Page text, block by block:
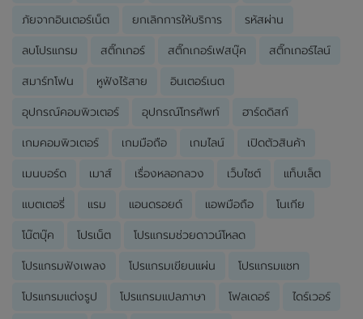
ภัยจากอินเตอร์เน็ต ยกเลิกการให้บริการ รหัสผ่าน
ลบโปรแกรม สติ๊กเกอร์ สติ๊กเกอร์เฟสบุ๊ค สติ๊กเกอร์ไลน์
สมาร์ทโฟน หูฟังไร้สาย อินเตอร์เนต
อุปกรณ์คอมพิวเตอร์ อุปกรณ์โทรศัพท์ ฮาร์ดดิสก์
เกมคอมพิวเตอร์ เกมมือถือ เกมไลน์ เปิดตัวสินค้า
เมนบอร์ด เมาส์ เรื่องหลอกลวง เว็บไซต์ แท็บเล็ต
แบตเตอรี่ แรม แอนดรอยด์ แอพมือถือ โนเกีย
โน๊ตบุ๊ค โปรเน็ต โปรแกรมช่วยดาวน์โหลด
โปรแกรมฟังเพลง โปรแกรมเขียนแผ่น โปรแกรมแชท
โปรแกรมแต่งรูป โปรแกรมแปลภาษา โฟลเดอร์ ไดร์เวอร์